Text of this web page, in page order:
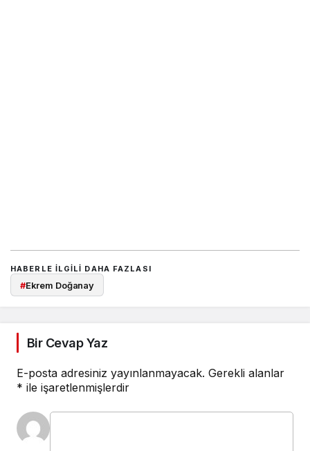
HABERLE ILGILI DAHA FAZLASI
#Ekrem Doğanay
Bir Cevap Yaz
E-posta adresiniz yayınlanmayacak. Gerekli alanlar
* ile işaretlenmişlerdir